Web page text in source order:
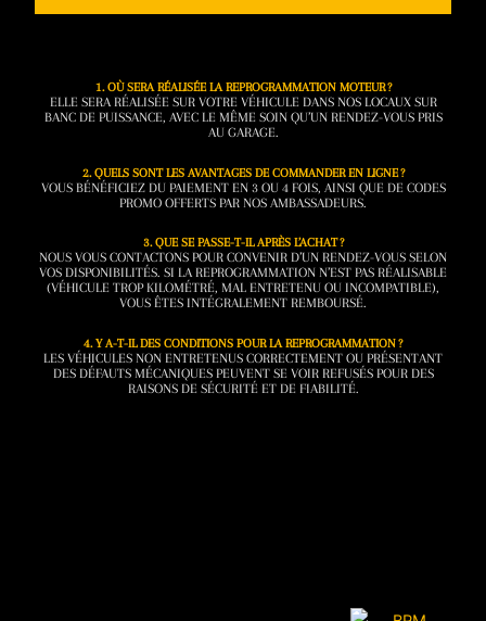
1. OÙ SERA RÉALISÉE LA REPROGRAMMATION MOTEUR ?
ELLE SERA RÉALISÉE SUR VOTRE VÉHICULE DANS NOS LOCAUX SUR
BANC DE PUISSANCE, AVEC LE MÊME SOIN QU’UN RENDEZ-VOUS PRIS
AU GARAGE.
2. QUELS SONT LES AVANTAGES DE COMMANDER EN LIGNE ?
VOUS BÉNÉFICIEZ DU PAIEMENT EN 3 OU 4 FOIS, AINSI QUE DE CODES
PROMO OFFERTS PAR NOS AMBASSADEURS.
3. QUE SE PASSE-T-IL APRÈS L’ACHAT ?
NOUS VOUS CONTACTONS POUR CONVENIR D’UN RENDEZ-VOUS SELON
VOS DISPONIBILITÉS. SI LA REPROGRAMMATION N’EST PAS RÉALISABLE
(VÉHICULE TROP KILOMÉTRÉ, MAL ENTRETENU OU INCOMPATIBLE),
VOUS ÊTES INTÉGRALEMENT REMBOURSÉ.
4. Y A-T-IL DES CONDITIONS POUR LA REPROGRAMMATION ?
LES VÉHICULES NON ENTRETENUS CORRECTEMENT OU PRÉSENTANT
DES DÉFAUTS MÉCANIQUES PEUVENT SE VOIR REFUSÉS POUR DES
RAISONS DE SÉCURITÉ ET DE FIABILITÉ.